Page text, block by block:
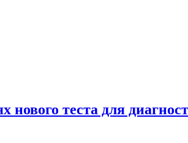
нового теста для